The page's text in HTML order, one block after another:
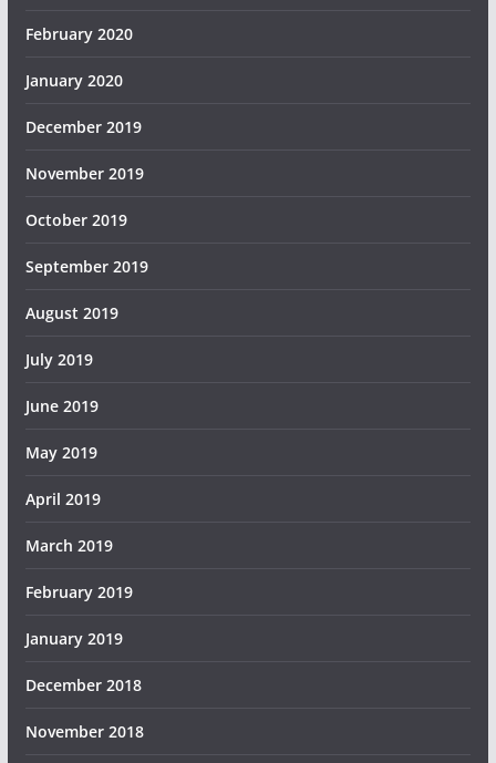
February 2020
January 2020
December 2019
November 2019
October 2019
September 2019
August 2019
July 2019
June 2019
May 2019
April 2019
March 2019
February 2019
January 2019
December 2018
November 2018